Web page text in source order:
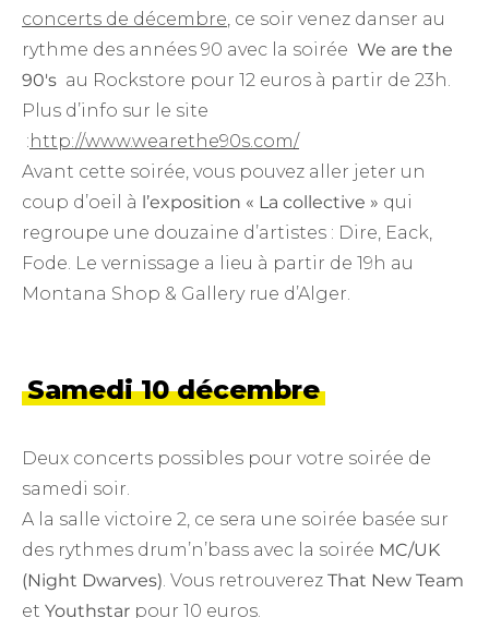
concerts de décembre, ce soir venez danser au
rythme des années 90 avec la soirée We are the
90′s au Rockstore pour 12 euros à partir de 23h.
Plus d’info sur le site
: http://www.wearethe90s.com/
Avant cette soirée, vous pouvez aller jeter un
coup d’oeil à l’exposition « La collective » qui
regroupe une douzaine d’artistes : Dire, Eack,
Fode. Le vernissage a lieu à partir de 19h au
Montana Shop & Gallery rue d’Alger.
Samedi 10 décembre
Deux concerts possibles pour votre soirée de
samedi soir.
A la salle victoire 2, ce sera une soirée basée sur
des rythmes drum’n’bass avec la soirée MC/UK
(Night Dwarves). Vous retrouverez That New Team
et Youthstar pour 10 euros.